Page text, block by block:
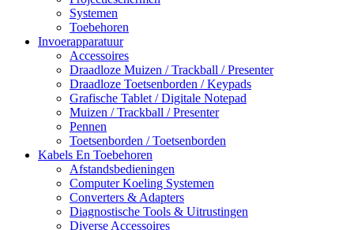
Systemen
Toebehoren
Invoerapparatuur
Accessoires
Draadloze Muizen / Trackball / Presenter
Draadloze Toetsenborden / Keypads
Grafische Tablet / Digitale Notepad
Muizen / Trackball / Presenter
Pennen
Toetsenborden / Toetsenborden
Kabels En Toebehoren
Afstandsbedieningen
Computer Koeling Systemen
Converters & Adapters
Diagnostische Tools & Uitrustingen
Diverse Accessoires